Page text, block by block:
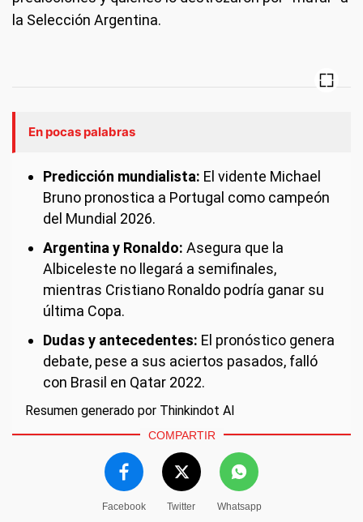
la Selección Argentina.
En pocas palabras
Predicción mundialista: El vidente Michael
Bruno pronostica a Portugal como campeón
del Mundial 2026.
Argentina y Ronaldo: Asegura que la
Albiceleste no llegará a semifinales,
mientras Cristiano Ronaldo podría ganar su
última Copa.
Dudas y antecedentes: El pronóstico genera
debate, pese a sus aciertos pasados, falló
con Brasil en Qatar 2022.
Resumen generado por Thinkindot AI
COMPARTIR
Facebook Twitter Whatsapp